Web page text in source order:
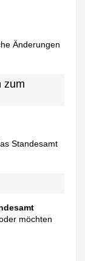
Änderungen
zum
Standesamt
möchten